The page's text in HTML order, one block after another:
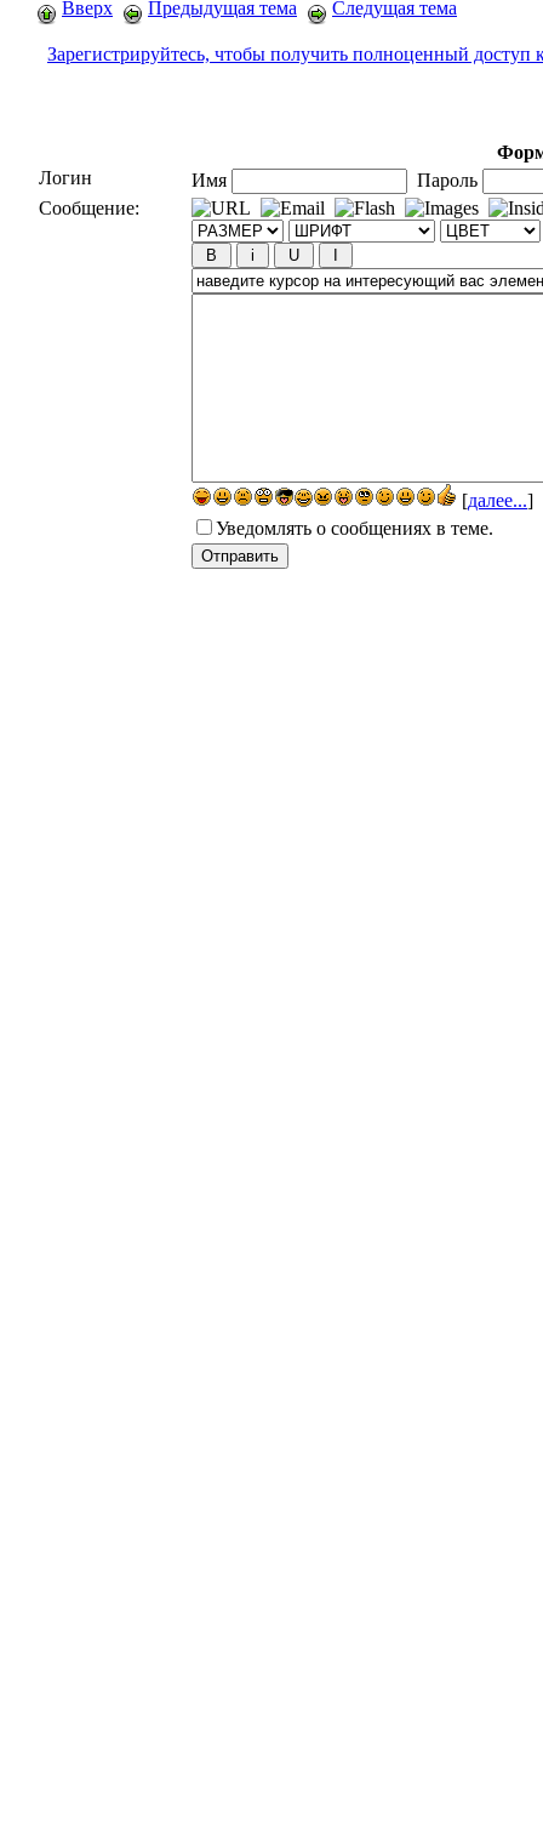
Вверх Предыдущая тема Следущая тема
Зарегистрируйтесь, чтобы получить полноценный доступ
Логин
Имя
Пароль
Сообщение:
[далее...]
Уведомлять о сообщениях в теме.